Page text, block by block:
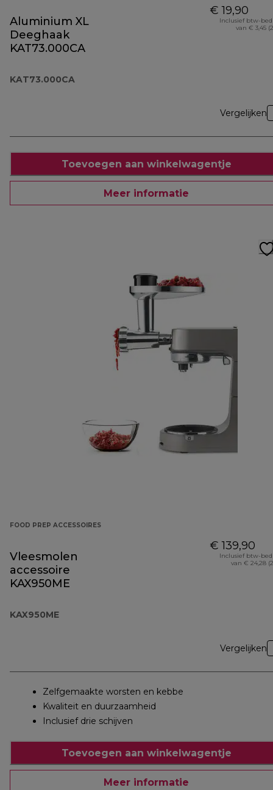
Aluminium XL
Deeghaak
KAT73.000CA
KAT73.000CA
€ 19,90
Inclusief btw-
van € 3,45
Vergelijken
Toevoegen aan winkelwagentje
Meer informatie
FOOD PREP ACCESSOIRES
Vleesmolen
accessoire
KAX950ME
KAX950ME
€ 139,90
Inclusief btw-
van € 24,28
Vergelijken
Zelfgemaakte worsten en kebbe
Kwaliteit en duurzaamheid
Inclusief drie schijven
Toevoegen aan winkelwagentje
Meer informatie